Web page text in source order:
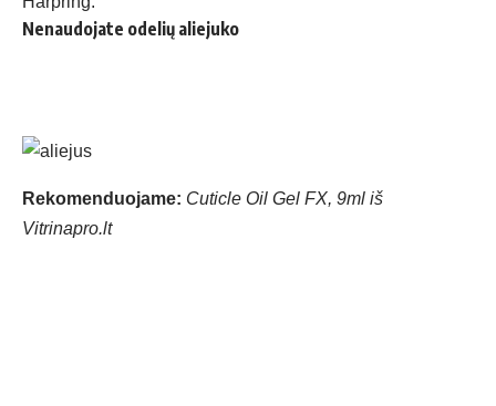
Nenaudojate odelių aliejuko
Rekomenduojame: Cuticle Oil Gel FX, 9ml iš
Vitrinapro.lt